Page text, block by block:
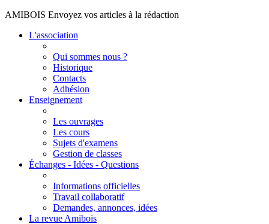
AMIBOIS Envoyez vos articles à la rédaction
L'association
Qui sommes nous ?
Historique
Contacts
Adhésion
Enseignement
Les ouvrages
Les cours
Sujets d'examens
Gestion de classes
Échanges - Idées - Questions
Informations officielles
Travail collaboratif
Demandes, annonces, idées
La revue Amibois